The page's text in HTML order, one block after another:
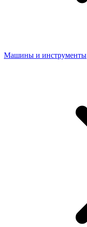
Машины и инструменты